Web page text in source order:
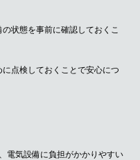
状態を事前に確認しておくこ
点検しておくことで安心につ
電気設備に負担がかかりやすい